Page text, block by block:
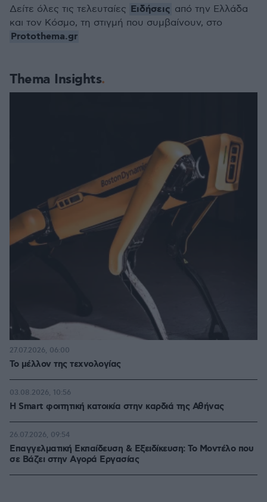
Thema Insights
Το μέλλον της τεχνολογίας
27.07.2026, 06:00
Η Smart φοιτητική κατοικία στην καρδιά της Αθήνας
03.08.2026, 10:56
Επαγγελματική Εκπαίδευση & Εξειδίκευση: Το Mοντέλο που
σε Bάζει στην Aγορά Eργασίας
26.07.2026, 09:54
Δείτε όλες τις τελευταίες Ειδήσεις από την Ελλάδα
και τον Κόσμο, τη στιγμή που συμβαίνουν, στο
Protothema.gr